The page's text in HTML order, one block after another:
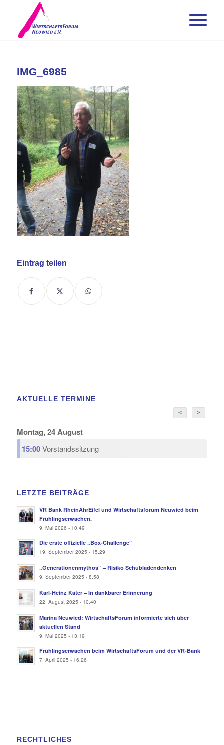
IMG_6985
Eintrag teilen
AKTUELLE TERMINE
< >
Montag, 24 August
15:00Vorstandssitzung
LETZTE BEITRÄGE
VR Bank RheinAhrEifel und Wirtschaftsforum Neuwied beim
Frühlingserwachen.
9. Mai 2026 - 10:49
Die erste offizielle „Box-Challenge“
19. September 2025 - 15:29
„Generationenmythos“ – Risiko Schubladendenken
9. September 2025 - 8:58
Karl-Heinz Kater – In dankbarer Erinnerung
22. August 2025 - 10:40
Marina Neuwied: WirtschaftsForum informierte sich über
aktuellen Stand
9. Mai 2025 - 13:19
Frühlingserwachen beim WirtschaftsForum und der VR-Bank
7. April 2025 - 16:26
RECHTLICHES